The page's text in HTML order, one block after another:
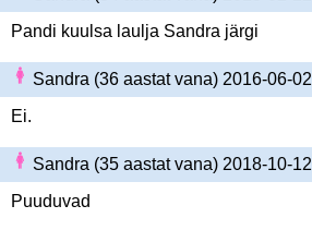
Pandi kuulsa laulja Sandra järgi
Sandra (36 aastat vana) 2016-06-02
Ei.
Sandra (35 aastat vana) 2018-10-12
Puuduvad